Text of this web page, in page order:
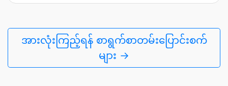
အားလုံးကြည့်ရန် စာရွက်စာတမ်းပြောင်းစက်
များ →